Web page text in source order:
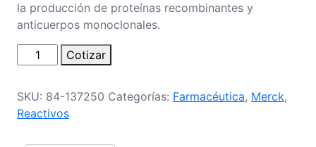
la producción de proteínas recombinantes y
anticuerpos monoclonales.
Metionina
Cotizar
SKU: 84-137250 Categorías: Farmacéutica, Merck,
Reactivos